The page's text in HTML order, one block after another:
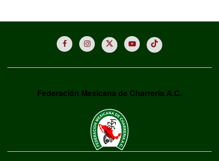
Federación Mexicana de Charrería A.C.